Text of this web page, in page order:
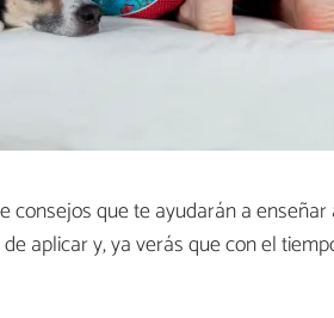
consejos que te ayudarán a
aplicar y, ya verás que con el